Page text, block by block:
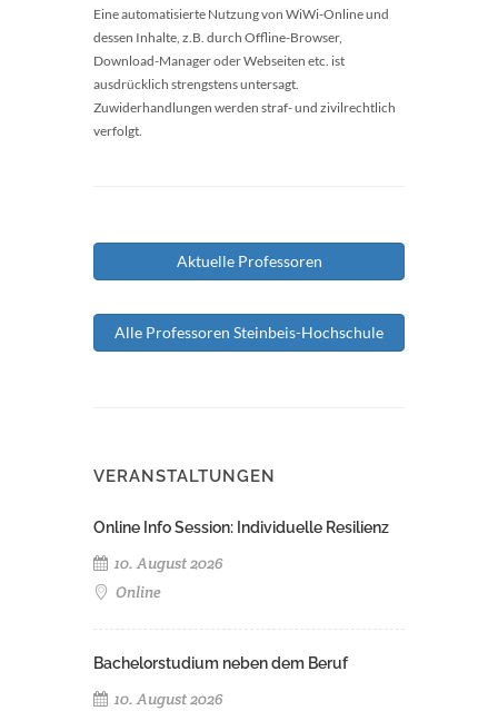
Eine automatisierte Nutzung von WiWi-Online und
dessen Inhalte, z.B. durch Offline-Browser,
Download-Manager oder Webseiten etc. ist
ausdrücklich strengstens untersagt.
Zuwiderhandlungen werden straf- und zivilrechtlich
verfolgt.
Aktuelle Professoren
Alle Professoren Steinbeis-Hochschule
VERANSTALTUNGEN
Online Info Session: Individuelle Resilienz
10. August 2026
Online
Bachelorstudium neben dem Beruf
10. August 2026